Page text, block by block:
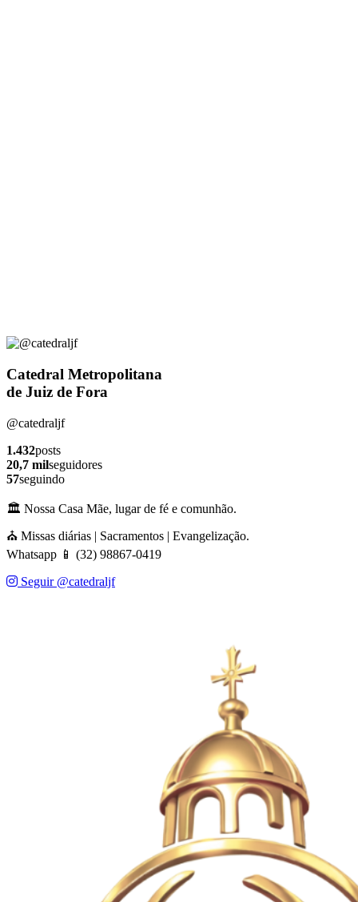
Catedral Metropolitana
de Juiz de Fora
@catedraljf
1.432posts
20,7 milseguidores
57seguindo
🏛️ Nossa Casa Mãe, lugar de fé e comunhão.
⛪ Missas diárias | Sacramentos | Evangelização.
Whatsapp 📱 (32) 98867-0419
Seguir @catedraljf